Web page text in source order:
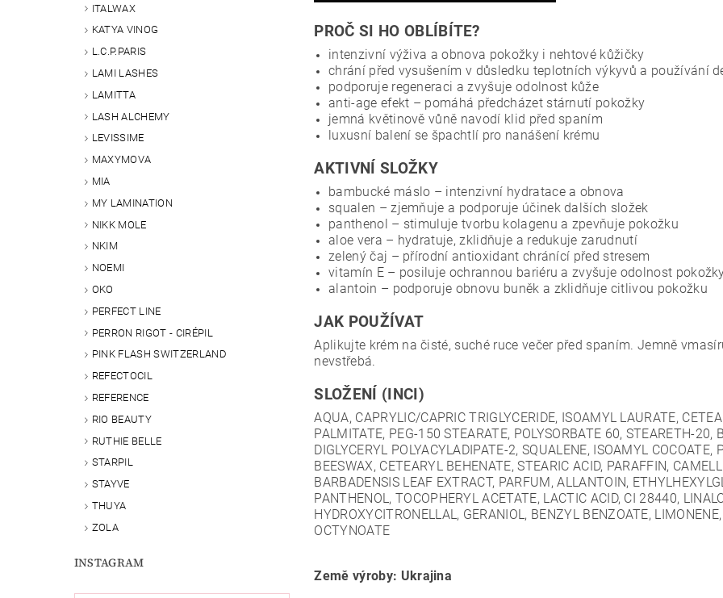
ITALWAX
KATYA VINOG
L.C.P.PARIS
LAMI LASHES
LAMITTA
LASH ALCHEMY
LEVISSIME
MAXYMOVA
MIA
MY LAMINATION
NIKK MOLE
NKIM
NOEMI
OKO
PERFECT LINE
PERRON RIGOT - CIRÉPIL
PINK FLASH SWITZERLAND
REFECTOCIL
REFERENCE
RIO BEAUTY
RUTHIE BELLE
STARPIL
STAYVE
THUYA
ZOLA
INSTAGRAM
PROČ SI HO OBLÍBÍTE?
intenzivní výživa a obnova pokožky i nehtové kůžičky
chrání před vysušením v důsledku teplotních výkyvů a používání
podporuje regeneraci a zvyšuje odolnost kůže
anti-age efekt – pomáhá předcházet stárnutí pokožky
jemná květinově vůně navodí klid před spaním
luxusní balení se špachtlí pro nanášení krému
AKTIVNÍ SLOŽKY
bambucké máslo – intenzivní hydratace a obnova
squalen – zjemňuje a podporuje účinek dalších složek
panthenol – stimuluje tvorbu kolagenu a zpevňuje pokožku
aloe vera – hydratuje, zklidňuje a redukuje zarudnutí
zelený čaj – přírodní antioxidant chránící před stresem
vitamín E – posiluje ochrannou bariéru a zvyšuje odolnost
alantoin – podporuje obnovu buněk a zklidňuje citlivou pokožku
JAK POUŽÍVAT
Aplikujte krém na čisté, suché ruce večer před spaním. Jemně
nevstřebá.
SLOŽENÍ (INCI)
AQUA, CAPRYLIC/CAPRIC TRIGLYCERIDE, ISOAMYL LAURATE,
PALMITATE, PEG-150 STEARATE, POLYSORBATE 60, STEARETH-
DIGLYCERYL POLYACYLADIPATE-2, SQUALENE, ISOAMYL COCOATE,
BEESWAX, CETEARYL BEHENATE, STEARIC ACID, PARAFFIN,
BARBADENSIS LEAF EXTRACT, PARFUM, ALLANTOIN,
PANTHENOL, TOCOPHERYL ACETATE, LACTIC ACID, CI 28440,
HYDROXYCITRONELLAL, GERANIOL, BENZYL BENZOATE,
OCTYNOATE
Země výroby: Ukrajina